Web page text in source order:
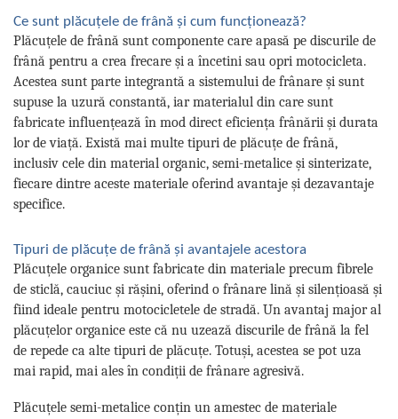
Ce sunt plăcuțele de frână și cum funcționează?
Plăcuțele de frână sunt componente care apasă pe discurile de
frână pentru a crea frecare și a încetini sau opri motocicleta.
Acestea sunt parte integrantă a sistemului de frânare și sunt
supuse la uzură constantă, iar materialul din care sunt
fabricate influențează în mod direct eficiența frânării și durata
lor de viață. Există mai multe tipuri de plăcuțe de frână,
inclusiv cele din material organic, semi-metalice și sinterizate,
fiecare dintre aceste materiale oferind avantaje și dezavantaje
specifice.
Tipuri de plăcuțe de frână și avantajele acestora
Plăcuțele organice sunt fabricate din materiale precum fibrele
de sticlă, cauciuc și rășini, oferind o frânare lină și silențioasă și
fiind ideale pentru motocicletele de stradă. Un avantaj major al
plăcuțelor organice este că nu uzează discurile de frână la fel
de repede ca alte tipuri de plăcuțe. Totuși, acestea se pot uza
mai rapid, mai ales în condiții de frânare agresivă.
Plăcuțele semi-metalice conțin un amestec de materiale